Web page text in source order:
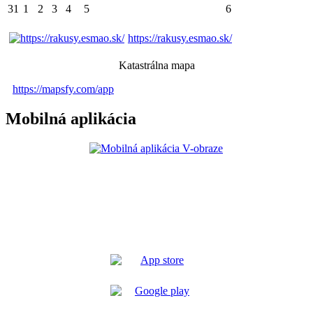
31 1 2 3 4 5 6
https://rakusy.esmao.sk/
Katastrálna mapa
https://mapsfy.com/app
Mobilná aplikácia